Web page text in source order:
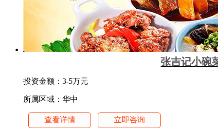
张吉记小碗
投资金额： 3-5万元
所属区域：华中
查看详情 立即咨询